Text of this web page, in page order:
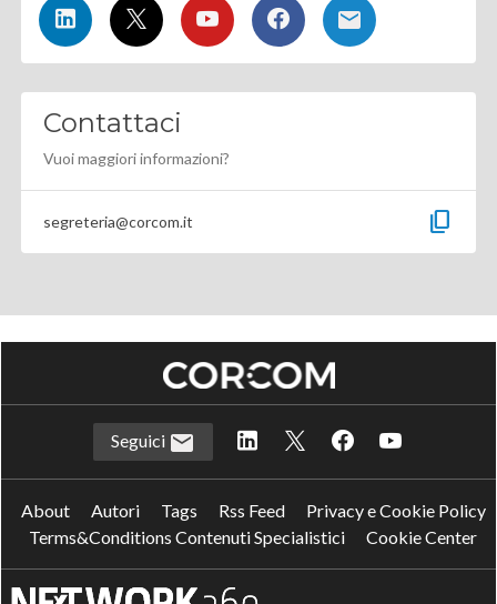
Contattaci
Vuoi maggiori informazioni?
segreteria@corcom.it content_copy
Seguici
About Autori Tags Rss Feed
Privacy e Cookie Policy
Terms&Conditions Contenuti Specialistici
Cookie Center